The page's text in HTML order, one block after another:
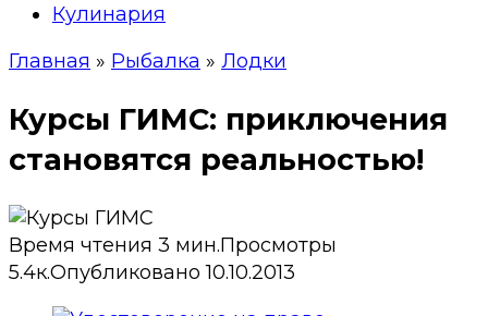
Кулинария
Главная » Рыбалка » Лодки
Курсы ГИМС: приключения
становятся реальностью!
Время чтения 3 мин.Просмотры
5.4к.Опубликовано 10.10.2013